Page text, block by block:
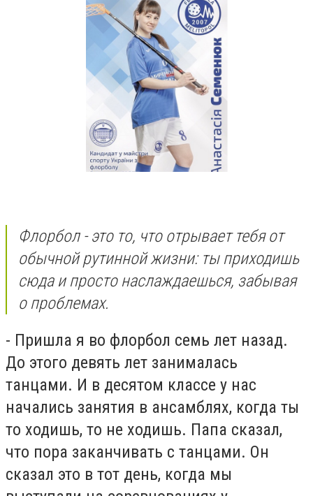
Флорбол - это то, что отрывает тебя от
обычной рутинной жизни: ты приходишь
сюда и просто наслаждаешься, забывая
о проблемах.
- Пришла я во флорбол семь лет назад.
До этого девять лет занималась
танцами. И в десятом классе у нас
начались занятия в ансамблях, когда ты
то ходишь, то не ходишь. Папа сказал,
что пора заканчивать с танцами. Он
сказал это в тот день, когда мы